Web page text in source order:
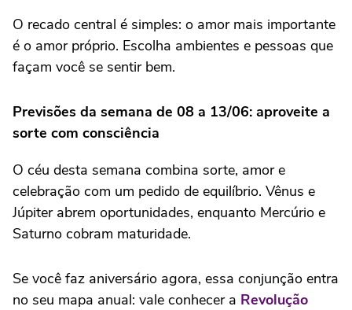
O recado central é simples: o amor mais importante
é o amor próprio. Escolha ambientes e pessoas que
façam você se sentir bem.
Previsões da semana de 08 a 13/06: aproveite a
sorte com consciência
O céu desta semana combina sorte, amor e
celebração com um pedido de equilíbrio. Vênus e
Júpiter abrem oportunidades, enquanto Mercúrio e
Saturno cobram maturidade.
Se você faz aniversário agora, essa conjunção entra
no seu mapa anual: vale conhecer a Revolução